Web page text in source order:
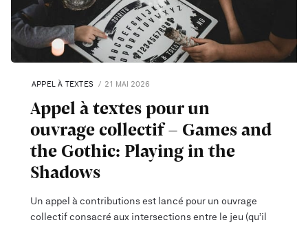
APPEL À TEXTES 21 MAI 2026
Appel à textes pour un
ouvrage collectif - Games and
the Gothic: Playing in the
Shadows
Un appel à contributions est lancé pour un ouvrage
collectif consacré aux intersections entre le jeu (qu’il